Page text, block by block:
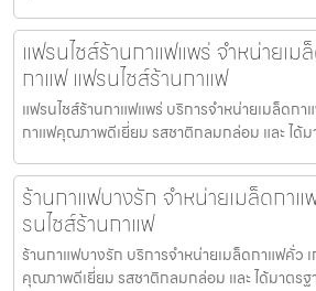
แฟรนไชส์ร้านกาแฟแพร่ จำหน่ายเ
กาแฟ แฟรนไชส์ร้านกาแฟ
แฟรนไชส์ร้านกาแฟแพร่ บริการจำหน่ายเมล็ดกา
กาแฟคุณภาพดีเยี่ยม รสชาติกลมกล่อม และ ได้
ร้านกาแฟบางรัก จำหน่ายเมล็ดก
รนไชส์ร้านกาแฟ
ร้านกาแฟบางรัก บริการจำหน่ายเมล็ดกาแฟคั่ว
คุณภาพดีเยี่ยม รสชาติกลมกล่อม และ ได้มาตร